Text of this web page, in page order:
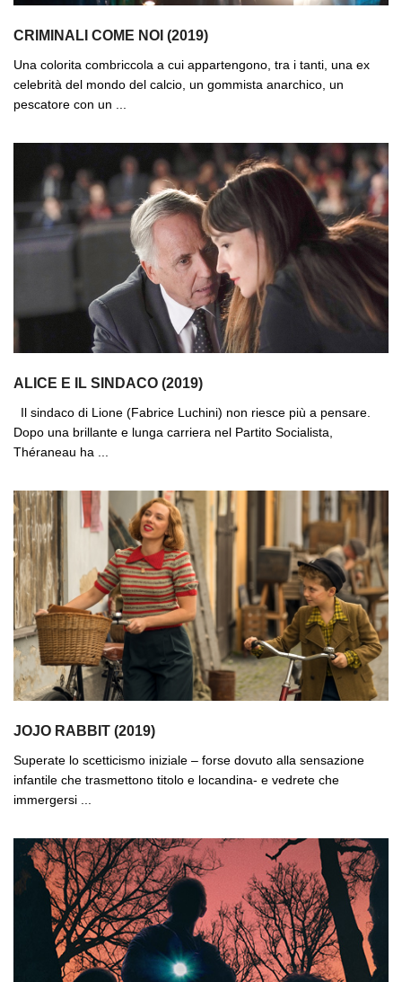
CRIMINALI COME NOI (2019)
Una colorita combriccola a cui appartengono, tra i tanti, una ex
celebrità del mondo del calcio, un gommista anarchico, un
pescatore con un ...
ALICE E IL SINDACO (2019)
Il sindaco di Lione (Fabrice Luchini) non riesce più a pensare.
Dopo una brillante e lunga carriera nel Partito Socialista,
Théraneau ha ...
JOJO RABBIT (2019)
Superate lo scetticismo iniziale – forse dovuto alla sensazione
infantile che trasmettono titolo e locandina- e vedrete che
immergersi ...